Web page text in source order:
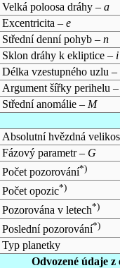
Velká poloosa dráhy – a
Excentricita – e
Střední denní pohyb – n
Sklon dráhy k ekliptice – i
Délka vzestupného uzlu –
Argument šířky perihelu
Střední anomálie – M
Absolutní hvězdná
Fázový parametr – G
Počet pozorování*)
Počet opozic*)
Pozorována v letech*)
Poslední pozorování*)
Typ planetky
Odvozené údaje